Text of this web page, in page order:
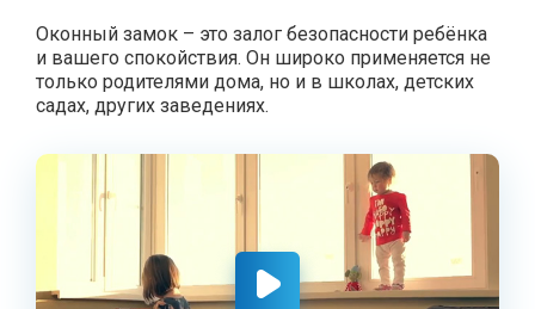
Оконный замок – это залог безопасности ребёнка
и вашего спокойствия. Он широко применяется не
только родителями дома, но и в школах, детских
садах, других заведениях.